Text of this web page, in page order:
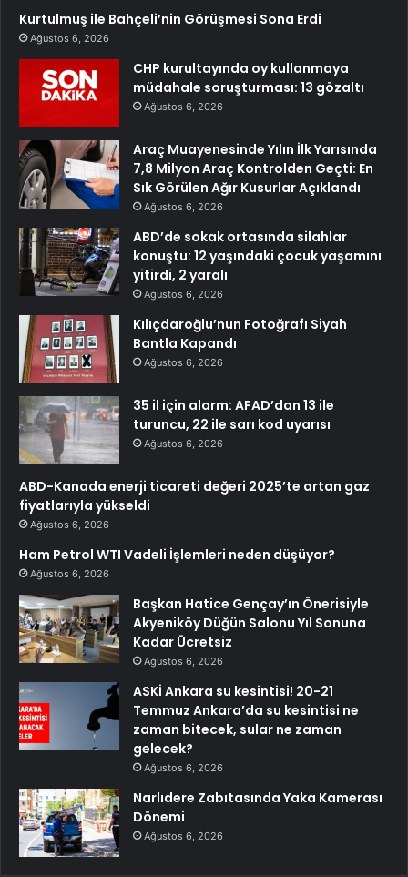
Kurtulmuş ile Bahçeli’nin Görüşmesi Sona Erdi
Ağustos 6, 2026
CHP kurultayında oy kullanmaya
müdahale soruşturması: 13 gözaltı
Ağustos 6, 2026
Araç Muayenesinde Yılın İlk Yarısında
7,8 Milyon Araç Kontrolden Geçti: En
Sık Görülen Ağır Kusurlar Açıklandı
Ağustos 6, 2026
ABD’de sokak ortasında silahlar
konuştu: 12 yaşındaki çocuk yaşamını
yitirdi, 2 yaralı
Ağustos 6, 2026
Kılıçdaroğlu’nun Fotoğrafı Siyah
Bantla Kapandı
Ağustos 6, 2026
35 il için alarm: AFAD’dan 13 ile
turuncu, 22 ile sarı kod uyarısı
Ağustos 6, 2026
ABD-Kanada enerji ticareti değeri 2025’te artan gaz
fiyatlarıyla yükseldi
Ağustos 6, 2026
Ham Petrol WTI Vadeli İşlemleri neden düşüyor?
Ağustos 6, 2026
Başkan Hatice Gençay’ın Önerisiyle
Akyeniköy Düğün Salonu Yıl Sonuna
Kadar Ücretsiz
Ağustos 6, 2026
ASKİ Ankara su kesintisi! 20-21
Temmuz Ankara’da su kesintisi ne
zaman bitecek, sular ne zaman
gelecek?
Ağustos 6, 2026
Narlıdere Zabıtasında Yaka Kamerası
Dönemi
Ağustos 6, 2026